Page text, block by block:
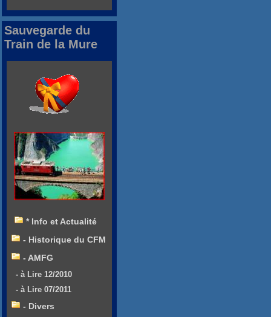
Sauvegarde du
Train de la Mure
* Info et Actualité
- Historique du CFM
- AMFG
- à Lire 12/2010
- à Lire 07/2011
- Divers